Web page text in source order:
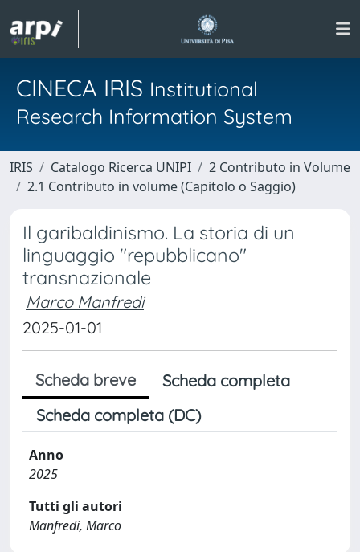
CINECA IRIS Institutional
Research Information System
IRIS Catalogo Ricerca UNIPI
2 Contributo in Volume
2.1 Contributo in volume (Capitolo o Saggio)
Il garibaldinismo. La storia di un
linguaggio "repubblicano"
transnazionale
Marco Manfredi
2025-01-01
Scheda breve
Scheda completa
Scheda completa (DC)
Anno
2025
Tutti gli autori
Manfredi, Marco